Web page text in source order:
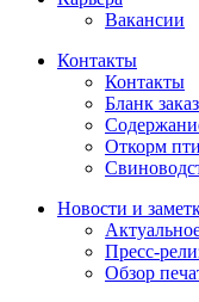
Вакансии
Контакты
Контакты
Бланк
Откорм
Новости и
Пресс-
Обзор